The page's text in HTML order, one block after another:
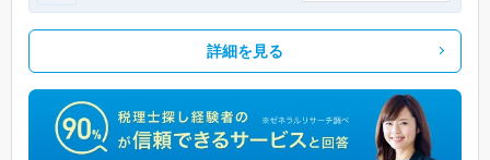
詳細を見る